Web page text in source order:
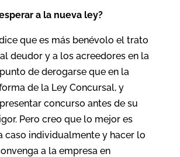
a la nueva ley?
que es más benévolo el trato
deudor y a los acreedores en la
de derogarse que en la
de la Ley Concursal, y
concurso antes de su
Pero creo que lo mejor es
caso individualmente y hacer lo
a la empresa en